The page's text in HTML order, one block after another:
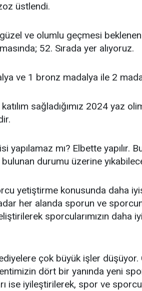
üstlendi.
ve olumlu geçmesi
52. Sırada yer alıyoruz.
ve 1 bronz madalya ile 2
sağladığımız 2024 yaz
yapılamaz mı? Elbette yapılır.
bulunan durumu üzerine
yetiştirme konusunda daha
her alanda sporun ve
sporcularımızın daha
çok büyük işler düşüyor.
dört bir yanında yeni
ise iyileştirilerek, spor ve